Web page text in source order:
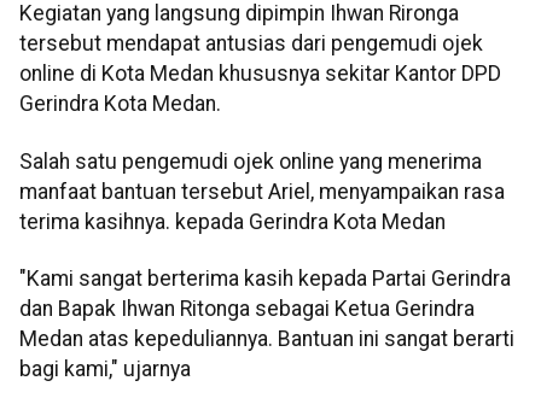
Kegiatan yang langsung dipimpin Ihwan Rironga
tersebut mendapat antusias dari pengemudi ojek
online di Kota Medan khususnya sekitar Kantor DPD
Gerindra Kota Medan.
Salah satu pengemudi ojek online yang menerima
manfaat bantuan tersebut Ariel, menyampaikan rasa
terima kasihnya. kepada Gerindra Kota Medan
"Kami sangat berterima kasih kepada Partai Gerindra
dan Bapak Ihwan Ritonga sebagai Ketua Gerindra
Medan atas kepeduliannya. Bantuan ini sangat berarti
bagi kami," ujarnya